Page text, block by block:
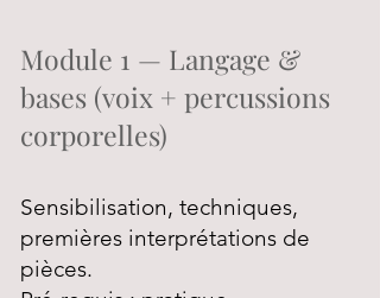
Module 1 — Langage &
bases (voix + percussions
corporelles)
Sensibilisation, techniques,
premières interprétations de
pièces.